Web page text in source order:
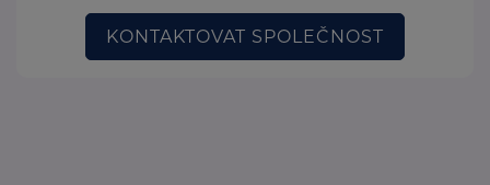
KONTAKTOVAT SPOLEČNOST